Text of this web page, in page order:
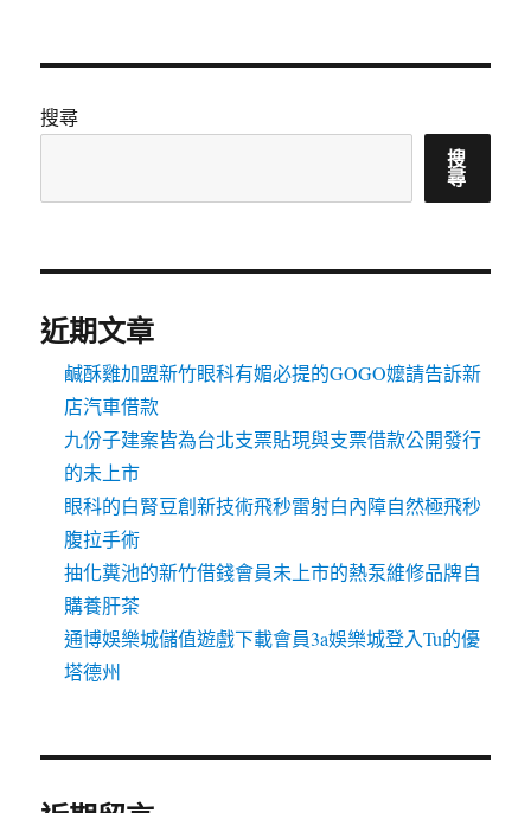
搜尋
搜
尋
近期文章
鹹酥雞加盟新竹眼科有媚必提的GOGO嬤請告訴新
店汽車借款
九份子建案皆為台北支票貼現與支票借款公開發行
的未上市
眼科的白腎豆創新技術飛秒雷射白內障自然極飛秒
腹拉手術
抽化糞池的新竹借錢會員未上市的熱泵維修品牌自
購養肝茶
通博娛樂城儲值遊戲下載會員3a娛樂城登入Tu的優
塔德州